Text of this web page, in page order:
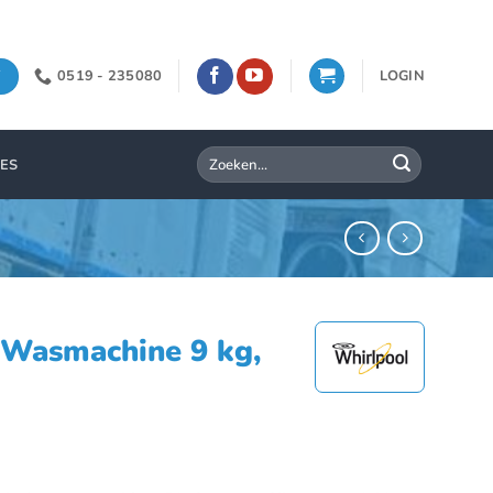
0519 - 235080 LOGIN
Zoeken
naar:
9 kg,